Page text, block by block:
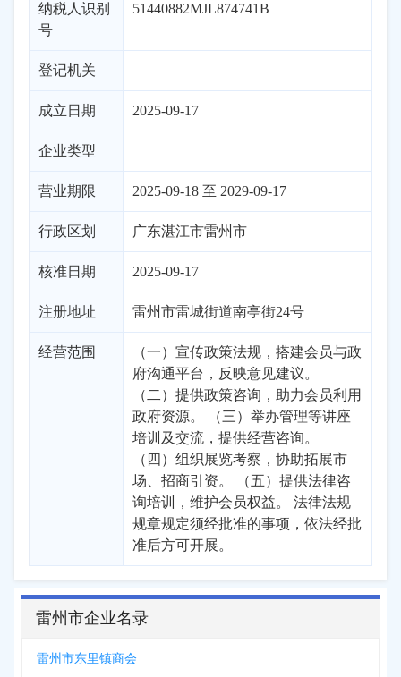
纳税人识别
号
51440882MJL874741B
登记机关
成立日期 2025-09-17
企业类型
营业期限 2025-09-18 至 2029-09-17
行政区划 广东湛江市雷州市
核准日期 2025-09-17
注册地址 雷州市雷城街道南亭街24号
经营范围
（一）宣传政策法规，搭建会员与政
府沟通平台，反映意见建议。
（二）提供政策咨询，助力会员利用
政府资源。 （三）举办管理等讲座
培训及交流，提供经营咨询。
（四）组织展览考察，协助拓展市
场、招商引资。 （五）提供法律咨
询培训，维护会员权益。 法律法规
规章规定须经批准的事项，依法经批
准后方可开展。
雷州市企业名录
雷州市东里镇商会